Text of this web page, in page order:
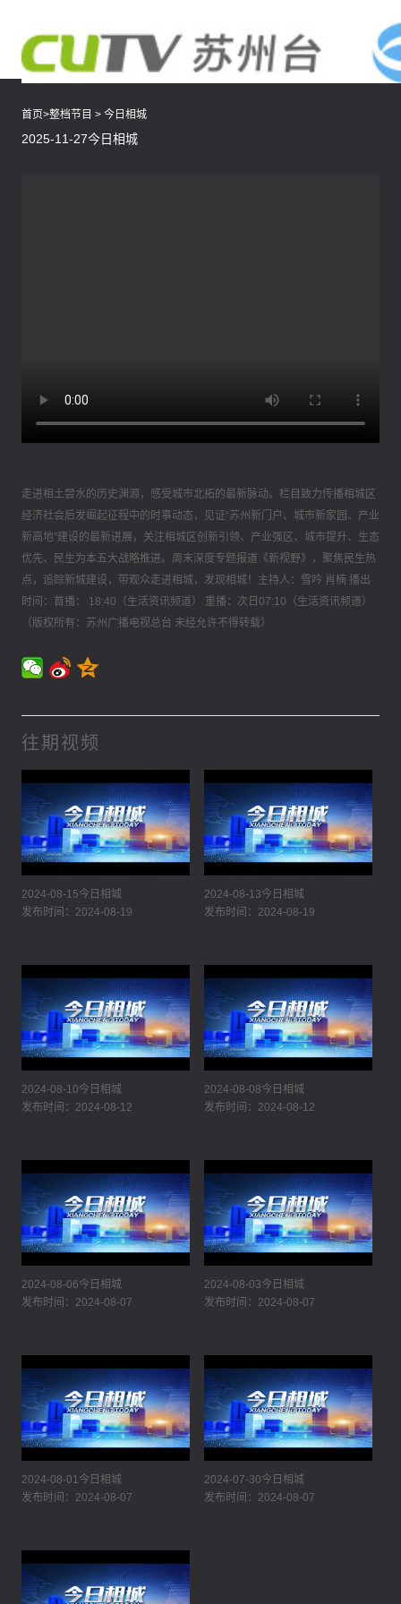
首页>整档节目 > 今日相城
2025-11-27今日相城
走进相土尝水的历史渊源，感受城市北拓的最新脉动。栏目致力传播相城区
经济社会后发崛起征程中的时事动态，见证“苏州新门户、城市新家园、产业
新高地”建设的最新进展，关注相城区创新引领、产业强区、城市提升、生态
优先、民生为本五大战略推进。周末深度专题报道《新视野》，聚焦民生热
点，追踪新城建设，带观众走进相城，发现相城！主持人：雪吟 肖楠 播出
时间：首播： 18:40（生活资讯频道） 重播：次日07:10（生活资讯频道）
（版权所有：苏州广播电视总台 未经允许不得转载）
往期视频
2024-08-15今日相城
发布时间：2024-08-19
2024-08-13今日相城
发布时间：2024-08-19
2024-08-10今日相城
发布时间：2024-08-12
2024-08-08今日相城
发布时间：2024-08-12
2024-08-06今日相城
发布时间：2024-08-07
2024-08-03今日相城
发布时间：2024-08-07
2024-08-01今日相城
发布时间：2024-08-07
2024-07-30今日相城
发布时间：2024-08-07